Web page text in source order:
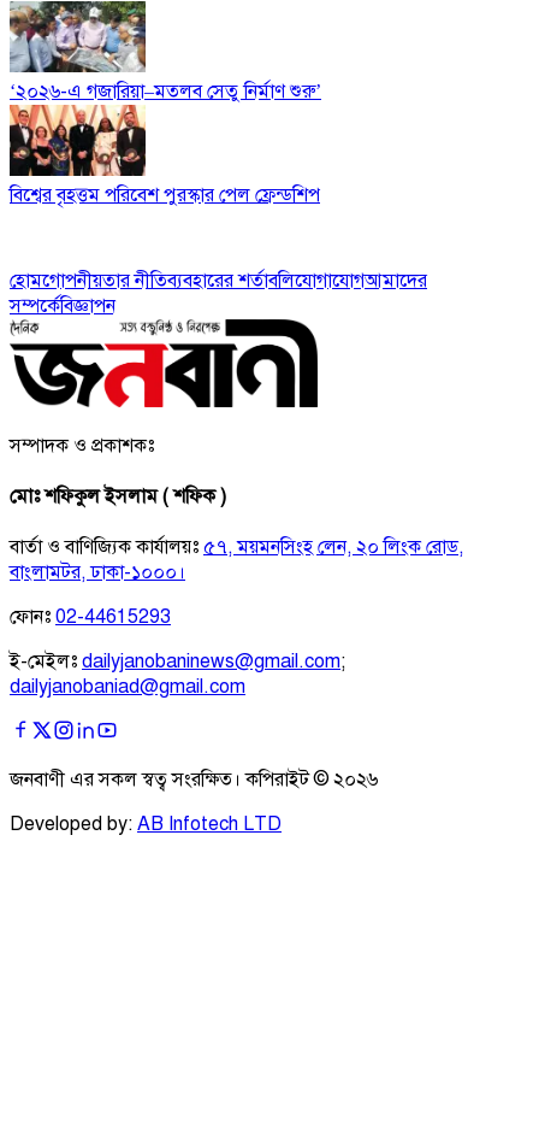
‘২০২৬-এ গজারিয়া–মতলব সেতু নির্মাণ শুরু’
বিশ্বের বৃহত্তম পরিবেশ পুরস্কার পেল ফ্রেন্ডশিপ
হোমগোপনীয়তার নীতিব্যবহারের শর্তাবলিযোগাযোগআমাদের
সম্পর্কেবিজ্ঞাপন
সম্পাদক ও প্রকাশকঃ
মোঃ শফিকুল ইসলাম ( শফিক )
বার্তা ও বাণিজ্যিক কার্যালয়ঃ ৫৭, ময়মনসিংহ লেন, ২০ লিংক রোড,
বাংলামটর, ঢাকা-১০০০।
ফোনঃ 02-44615293
ই-মেইলঃ dailyjanobaninews@gmail.com;
dailyjanobaniad@gmail.com
জনবাণী এর সকল স্বত্ব সংরক্ষিত। কপিরাইট © ২০২৬
Developed by: AB Infotech LTD